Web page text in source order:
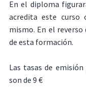
En el diploma
acredita este curso
mismo. En el
de esta formación.
Las tasas de
son de 9 €